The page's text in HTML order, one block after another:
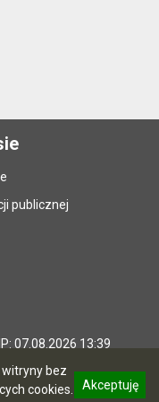
bez
cookies.
Akceptuję
publicznej
07.08.2026 13:39
o.o. w Bydgoszczy